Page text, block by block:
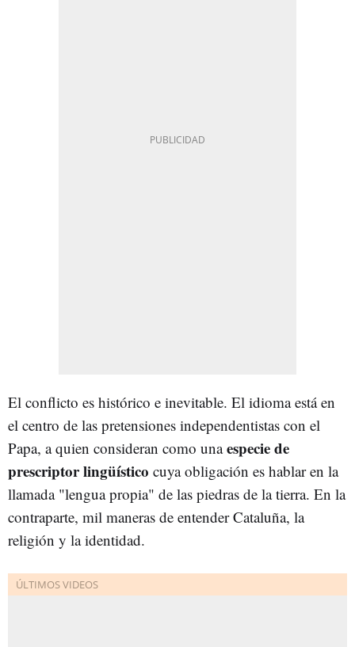
El conflicto es histórico e inevitable. El idioma está en
el centro de las pretensiones independentistas con el
Papa, a quien consideran como unaespecie de
prescriptor lingüístico cuya obligación es hablar en la
llamada "lengua propia" de las piedras de la tierra. En la
contraparte, mil maneras de entender Cataluña, la
religión y la identidad.